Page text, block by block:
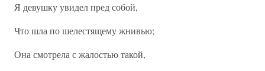
Я девушку увидел пред собой,
Что шла по шелестящему жнивью;
Она смотрела с жалостью такой,